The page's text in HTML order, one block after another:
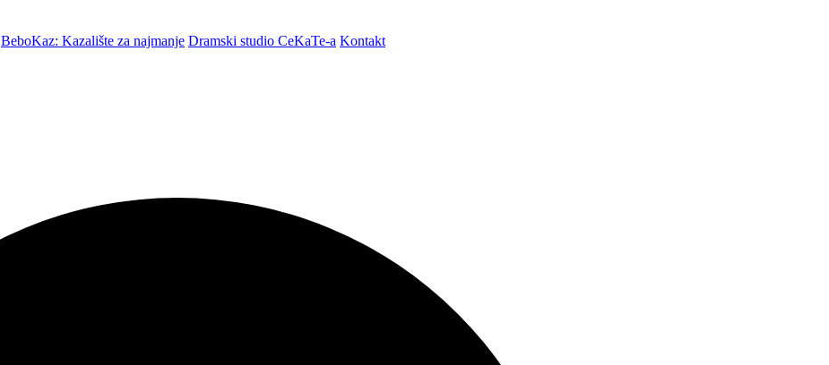
BeboKaz: Kazalište za najmanje Dramski studio CeKaTe-a Kontakt